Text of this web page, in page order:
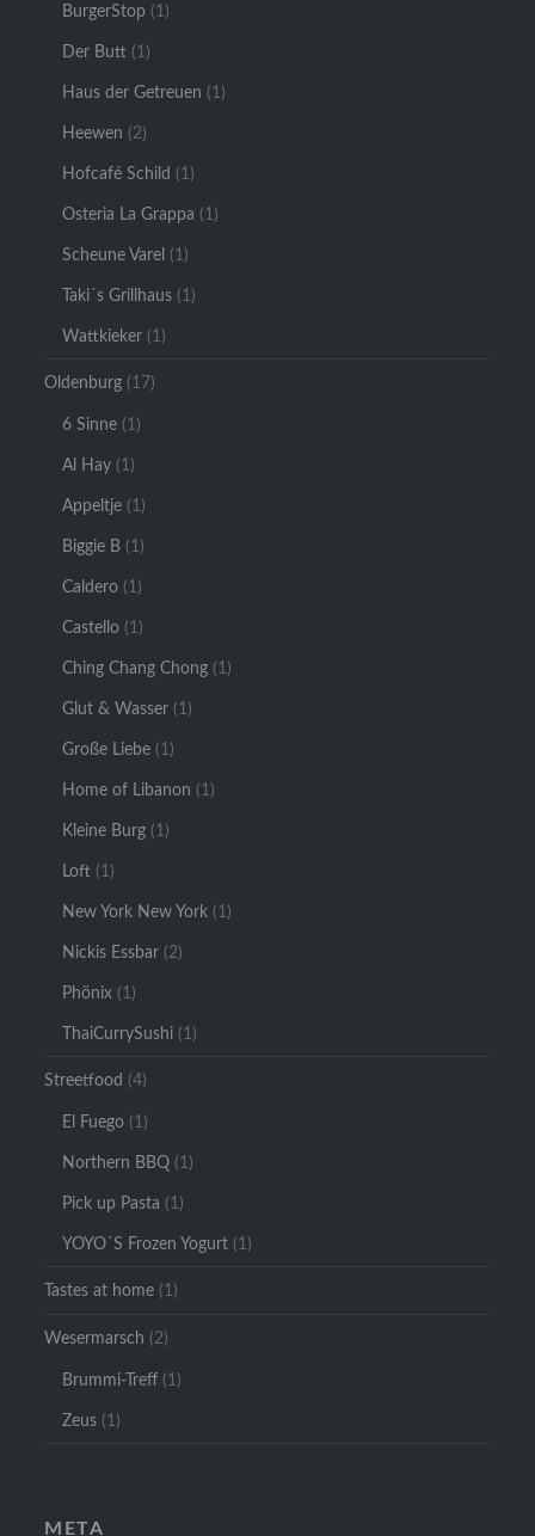
BurgerStop (1)
Der Butt (1)
Haus der Getreuen (1)
Heewen (2)
Hofcafé Schild (1)
Osteria La Grappa (1)
Scheune Varel (1)
Taki´s Grillhaus (1)
Wattkieker (1)
Oldenburg (17)
6 Sinne (1)
Al Hay (1)
Appeltje (1)
Biggie B (1)
Caldero (1)
Castello (1)
Ching Chang Chong (1)
Glut & Wasser (1)
Große Liebe (1)
Home of Libanon (1)
Kleine Burg (1)
Loft (1)
New York New York (1)
Nickis Essbar (2)
Phönix (1)
ThaiCurrySushi (1)
Streetfood (4)
El Fuego (1)
Northern BBQ (1)
Pick up Pasta (1)
YOYO´S Frozen Yogurt (1)
Tastes at home (1)
Wesermarsch (2)
Brummi-Treff (1)
Zeus (1)
META